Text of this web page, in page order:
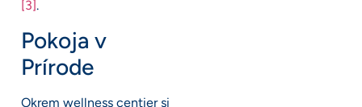
[3].
Pokoja v
Prírode
Okrem wellness centier si